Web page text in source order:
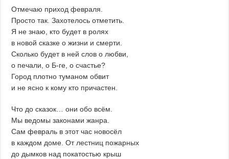
Отмечаю приход февраля.
Просто так. Захотелось отметить.
Я не знаю, кто будет в ролях
в новой сказке о жизни и смерти.
Сколько будет в ней слов о любви,
о печали, о Б-ге, о счастье?
Город плотно туманом обвит
и не ясно к кому кто причастен.
Что до сказок… они обо всём.
Мы ведомы законами жанра.
Сам февраль в этот час новосёл
в каждом доме. От лестниц пожарных
до дымков над покатостью крыш